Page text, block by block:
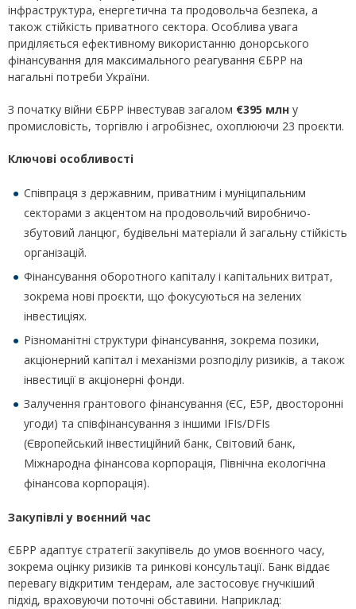
інфраструктура, енергетична та продовольча безпека, а
також стійкість приватного сектора. Особлива увага
приділяється ефективному використанню донорського
фінансування для максимального реагування ЄБРР на
нагальні потреби України.
З початку війни ЄБРР інвестував загалом €395 млн у
промисловість, торгівлю і агробізнес, охоплюючи 23 проєкти.
Ключові особливості
Співпраця з державним, приватним і муніципальним
секторами з акцентом на продовольчий виробничо-
збутовий ланцюг, будівельні матеріали й загальну стійкість
організацій.
Фінансування оборотного капіталу і капітальних витрат,
зокрема нові проєкти, що фокусуються на зелених
інвестиціях.
Різноманітні структури фінансування, зокрема позики,
акціонерний капітал і механізми розподілу ризиків, а також
інвестиції в акціонерні фонди.
Залучення грантового фінансування (ЄС, E5P, двосторонні
угоди) та співфінансування з іншими IFIs/DFIs
(Європейський інвестиційний банк, Світовий банк,
Міжнародна фінансова корпорація, Північна екологічна
фінансова корпорація).
Закупівлі у воєнний час
ЄБРР адаптує стратегії закупівель до умов воєнного часу,
зокрема оцінку ризиків та ринкові консультації. Банк віддає
перевагу відкритим тендерам, але застосовує гнучкіший
підхід, враховуючи поточні обставини. Наприклад: